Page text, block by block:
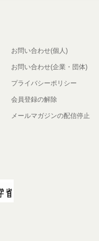
お問い合わせ(個人)
お問い合わせ(企業・団体)
プライバシーポリシー
会員登録の解除
メールマガジンの配信停止